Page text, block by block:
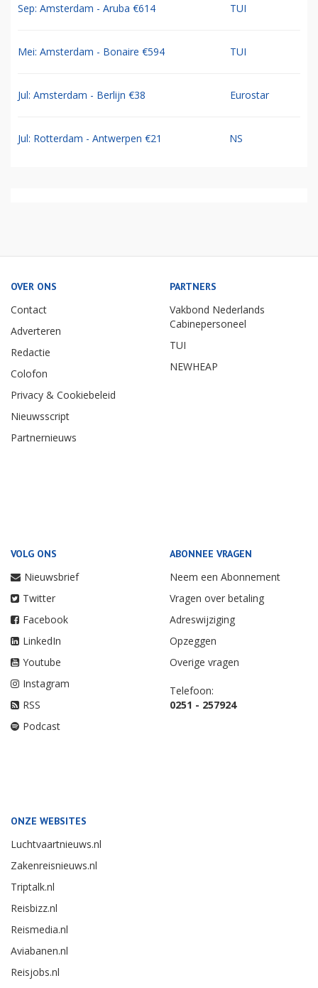
Sep: Amsterdam - Aruba €614 TUI
Mei: Amsterdam - Bonaire €594 TUI
Jul: Amsterdam - Berlijn €38 Eurostar
Jul: Rotterdam - Antwerpen €21 NS
OVER ONS
Contact
Adverteren
Redactie
Colofon
Privacy & Cookiebeleid
Nieuwsscript
Partnernieuws
PARTNERS
Vakbond Nederlands
Cabinepersoneel
TUI
NEWHEAP
VOLG ONS
Nieuwsbrief
Twitter
Facebook
LinkedIn
Youtube
Instagram
RSS
Podcast
ABONNEE VRAGEN
Neem een Abonnement
Vragen over betaling
Adreswijziging
Opzeggen
Overige vragen
Telefoon:
0251 - 257924
ONZE WEBSITES
Luchtvaartnieuws.nl
Zakenreisnieuws.nl
Triptalk.nl
Reisbizz.nl
Reismedia.nl
Aviabanen.nl
Reisjobs.nl